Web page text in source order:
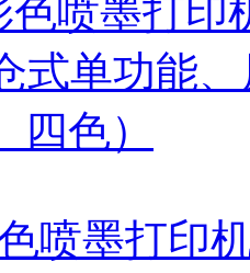
喷墨打印